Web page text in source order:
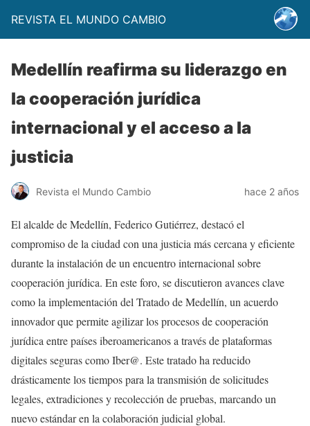
REVISTA EL MUNDO CAMBIO
Medellín reafirma su liderazgo en
la cooperación jurídica
internacional y el acceso a la
justicia
Revista el Mundo Cambio hace 2 años
El alcalde de Medellín, Federico Gutiérrez, destacó el
compromiso de la ciudad con una justicia más cercana y eficiente
durante la instalación de un encuentro internacional sobre
cooperación jurídica. En este foro, se discutieron avances clave
como la implementación del Tratado de Medellín, un acuerdo
innovador que permite agilizar los procesos de cooperación
jurídica entre países iberoamericanos a través de plataformas
digitales seguras como Iber@. Este tratado ha reducido
drásticamente los tiempos para la transmisión de solicitudes
legales, extradiciones y recolección de pruebas, marcando un
nuevo estándar en la colaboración judicial global.